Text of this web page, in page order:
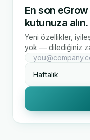
En son
kutunuza alın.
Yeni özellikler,
yok — dilediğiniz